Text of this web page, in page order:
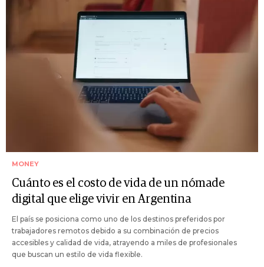
MONEY
Cuánto es el costo de vida de un nómade
digital que elige vivir en Argentina
El país se posiciona como uno de los destinos preferidos por
trabajadores remotos debido a su combinación de precios
accesibles y calidad de vida, atrayendo a miles de profesionales
que buscan un estilo de vida flexible.